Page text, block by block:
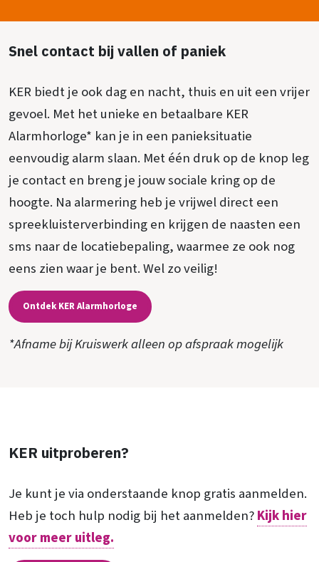
Snel contact bij vallen of paniek
KER biedt je ook dag en nacht, thuis en uit een vrijer
gevoel. Met het unieke en betaalbare KER
Alarmhorloge* kan je in een panieksituatie
eenvoudig alarm slaan. Met één druk op de knop leg
je contact en breng je jouw sociale kring op de
hoogte. Na alarmering heb je vrijwel direct een
spreekluisterverbinding en krijgen de naasten een
sms naar de locatiebepaling, waarmee ze ook nog
eens zien waar je bent. Wel zo veilig!
Ontdek KER Alarmhorloge
*Afname bij Kruiswerk alleen op afspraak mogelijk
KER uitproberen?
Je kunt je via onderstaande knop gratis aanmelden.
Heb je toch hulp nodig bij het aanmelden?Kijk hier
voor meer uitleg.